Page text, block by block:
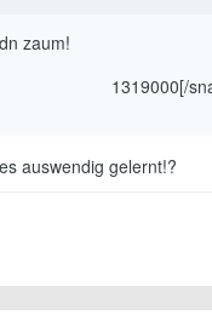
zaum!
1319000[/
auswendig gelernt!?